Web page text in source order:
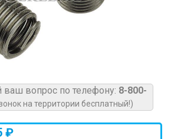
ваш вопрос по телефону: 8-800-
на территории бесплатный!)
₽